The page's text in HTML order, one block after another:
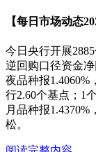
【每日市场动态
今日央行开展
逆回购口径资金
夜品种报1.4060%
行2.60个基点；1
月品种报
松。